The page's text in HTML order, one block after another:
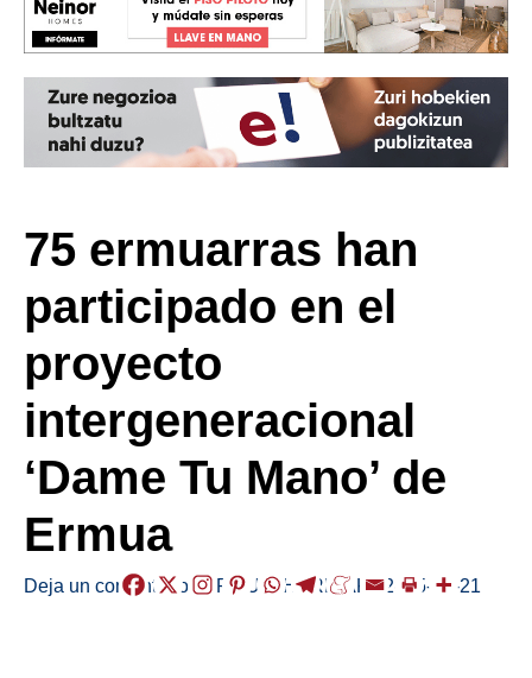
75 ermuarras han
participado en el
proyecto
intergeneracional
‘Dame Tu Mano’ de
Ermua
Deja un comentario /ERMUA, HERRIAK/2025-04-21